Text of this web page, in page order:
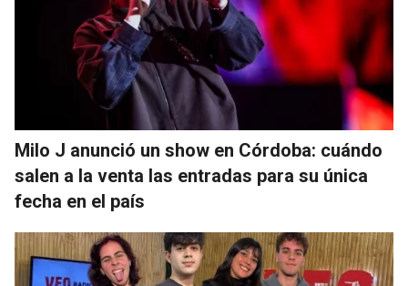
Milo J anunció un show en Córdoba: cuándo
salen a la venta las entradas para su única
fecha en el país